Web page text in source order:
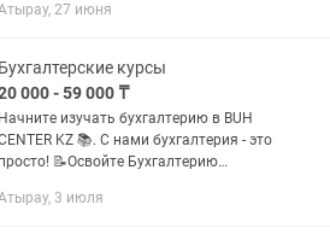
и начать работать с
27 июня
Бухгалтерские курсы
000 - 59 000 ₸
Начните изучать бухгалтерию в BUH
KZ 📚. С нами бухгалтерия - это
просто! 📝Освойте Бухгалтерию
А до Я 📋План курса - на фото Во
3 июля